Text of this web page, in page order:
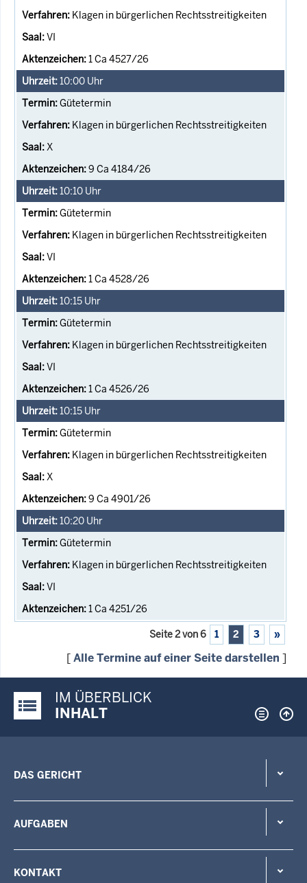
Klagen in bürgerlichen Rechtsstreitigkeiten
VI
1 Ca 4527/26
10:00 Uhr
Gütetermin
Klagen in bürgerlichen Rechtsstreitigkeiten
X
9 Ca 4184/26
10:10 Uhr
Gütetermin
Klagen in bürgerlichen Rechtsstreitigkeiten
VI
1 Ca 4528/26
10:15 Uhr
Gütetermin
Klagen in bürgerlichen Rechtsstreitigkeiten
VI
1 Ca 4526/26
10:15 Uhr
Gütetermin
Klagen in bürgerlichen Rechtsstreitigkeiten
X
9 Ca 4901/26
10:20 Uhr
Gütetermin
Klagen in bürgerlichen Rechtsstreitigkeiten
VI
1 Ca 4251/26
Seite 2 von 6 1 2 3 »
[Alle Termine auf einer Seite darstellen ]
Justiz-Portal im Überblick:
IM ÜBERBLICK
INHALT
DAS GERICHT
AUFGABEN
KONTAKT